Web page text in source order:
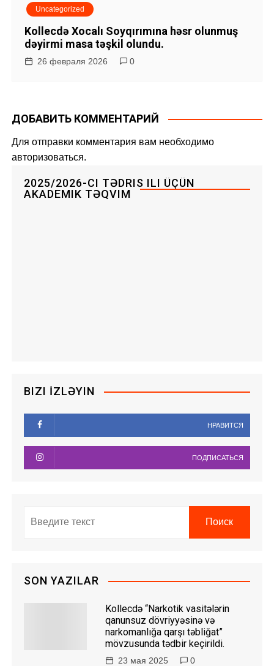
Uncategorized
Kollecdə Xocalı Soyqırımına həsr olunmuş
dəyirmi masa təşkil olundu.
26 февраля 2026 0
ДОБАВИТЬ КОММЕНТАРИЙ
Для отправки комментария вам необходимо
авторизоваться.
2025/2026-CI TƏDRIS ILI ÜÇÜN
AKADEMIK TƏQVIM
BIZI İZLƏYIN
НРАВИТСЯ
ПОДПИСАТЬСЯ
SON YAZILAR
Kollecdə “Narkotik vasitələrin
qanunsuz dövriyyəsinə və
narkomanlığa qarşı təbliğat”
mövzusunda tədbir keçirildi.
23 мая 2025 0